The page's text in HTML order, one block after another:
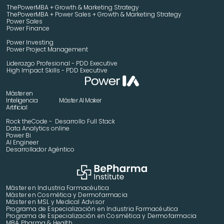
ThePowerMBA + Growth & Marketing Strategy
ThePowerMBA + Power Sales + Growth & Marketing Strategy
Power Sales
Power Finance
Power Investing
Power Project Management
Liderazgo Profesional - PDD Executive
High Impact Skills - PDD Executive
Máster en
Inteligencia
Artificial
Máster AI Maker
Rock theCode -  Desarrollo Full Stack
Data Analytics online
Power Bi
AI Engineer
Desarrollador Agéntico
Máster en Industria Farmacéutica
Máster en Cosmética y Dermofarmacia
Máster en MSL y Medical Advisor
Programa de Especialización en Industria Farmacéutica
Programa de Especialización en Cosmética y Dermofarmacia